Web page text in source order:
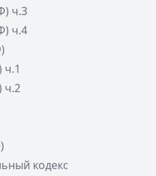
ч.3
ч.4
ч.2
кодекс